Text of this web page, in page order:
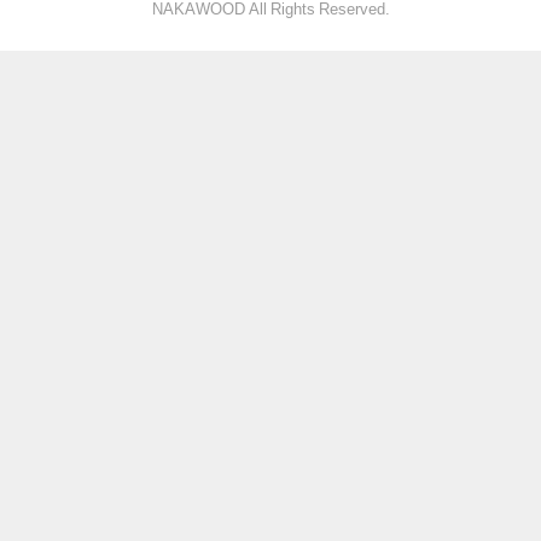
NAKAWOOD All Rights Reserved.